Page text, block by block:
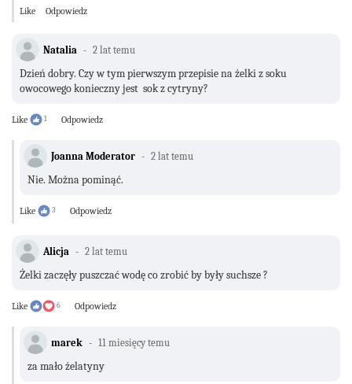
Like Odpowiedz
Natalia 2 lat temu
Dzień dobry. Czy w tym pierwszym przepisie na żelki z soku
owocowego konieczny jest sok z cytryny?
Like 1 Odpowiedz
Joanna Moderator 2 lat temu
Nie. Można pominąć.
Like 3 Odpowiedz
Alicja 2 lat temu
Żelki zaczęły puszczać wodę co zrobić by były suchsze ?
Like 6 Odpowiedz
marek 11 miesięcy temu
za mało żelatyny